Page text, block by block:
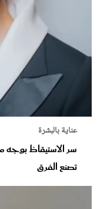
عناية بالبشرة
سر الاستيقاظ
تصنع الفرق